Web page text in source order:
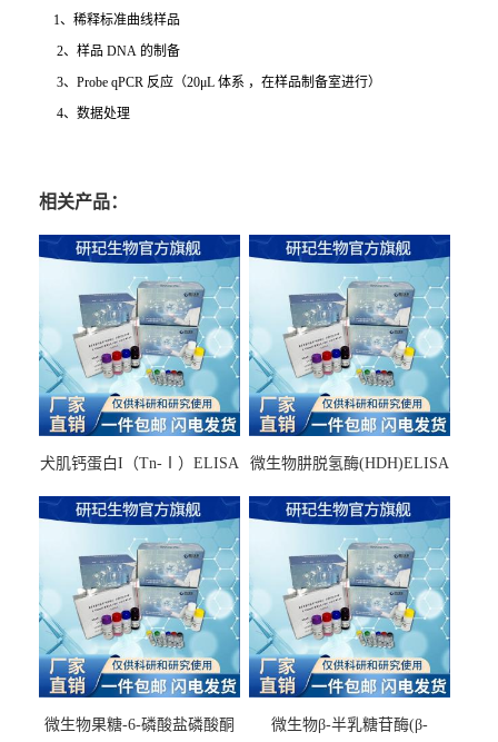
1、稀释标准曲线样品
2、样品 DNA 的制备
3、Probe qPCR 反应（20μL 体系 ，在样品制备室进行）
4、数据处理
相关产品：
犬肌钙蛋白I（Tn-Ⅰ）ELISA
微生物肼脱氢酶(HDH)ELISA
微生物果糖-6-磷酸盐磷酸酮
微生物β-半乳糖苷酶(β-